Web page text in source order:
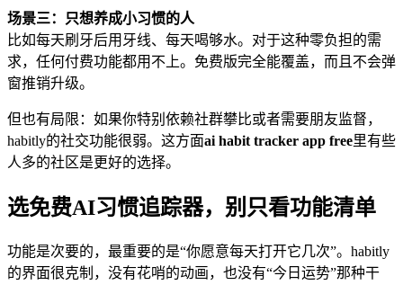
场景三：只想养成小习惯的人
比如每天刷牙后用牙线、每天喝够水。对于这种零负担的需
求，任何付费功能都用不上。免费版完全能覆盖，而且不会弹
窗推销升级。
但也有局限：如果你特别依赖社群攀比或者需要朋友监督，
habitly的社交功能很弱。这方面ai habit tracker app free里有些
人多的社区是更好的选择。
选免费AI习惯追踪器，别只看功能清单
功能是次要的，最重要的是“你愿意每天打开它几次”。habitly
的界面很克制，没有花哨的动画，也没有“今日运势”那种干